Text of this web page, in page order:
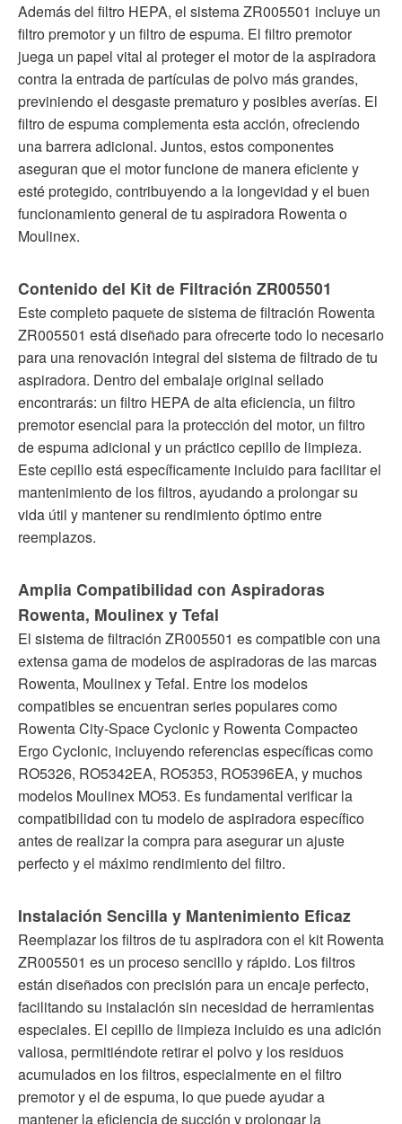
Además del filtro HEPA, el sistema ZR005501 incluye un
filtro premotor y un filtro de espuma. El filtro premotor
juega un papel vital al proteger el motor de la aspiradora
contra la entrada de partículas de polvo más grandes,
previniendo el desgaste prematuro y posibles averías. El
filtro de espuma complementa esta acción, ofreciendo
una barrera adicional. Juntos, estos componentes
aseguran que el motor funcione de manera eficiente y
esté protegido, contribuyendo a la longevidad y el buen
funcionamiento general de tu aspiradora Rowenta o
Moulinex.
Contenido del Kit de Filtración ZR005501
Este completo paquete de sistema de filtración Rowenta
ZR005501 está diseñado para ofrecerte todo lo necesario
para una renovación integral del sistema de filtrado de tu
aspiradora. Dentro del embalaje original sellado
encontrarás: un filtro HEPA de alta eficiencia, un filtro
premotor esencial para la protección del motor, un filtro
de espuma adicional y un práctico cepillo de limpieza.
Este cepillo está específicamente incluido para facilitar el
mantenimiento de los filtros, ayudando a prolongar su
vida útil y mantener su rendimiento óptimo entre
reemplazos.
Amplia Compatibilidad con Aspiradoras
Rowenta, Moulinex y Tefal
El sistema de filtración ZR005501 es compatible con una
extensa gama de modelos de aspiradoras de las marcas
Rowenta, Moulinex y Tefal. Entre los modelos
compatibles se encuentran series populares como
Rowenta City-Space Cyclonic y Rowenta Compacteo
Ergo Cyclonic, incluyendo referencias específicas como
RO5326, RO5342EA, RO5353, RO5396EA, y muchos
modelos Moulinex MO53. Es fundamental verificar la
compatibilidad con tu modelo de aspiradora específico
antes de realizar la compra para asegurar un ajuste
perfecto y el máximo rendimiento del filtro.
Instalación Sencilla y Mantenimiento Eficaz
Reemplazar los filtros de tu aspiradora con el kit Rowenta
ZR005501 es un proceso sencillo y rápido. Los filtros
están diseñados con precisión para un encaje perfecto,
facilitando su instalación sin necesidad de herramientas
especiales. El cepillo de limpieza incluido es una adición
valiosa, permitiéndote retirar el polvo y los residuos
acumulados en los filtros, especialmente en el filtro
premotor y el de espuma, lo que puede ayudar a
mantener la eficiencia de succión y prolongar la